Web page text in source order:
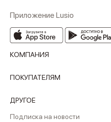
Приложение Lusio
КОМПАНИЯ
ПОКУПАТЕЛЯМ
ДРУГОЕ
Подписка на новости